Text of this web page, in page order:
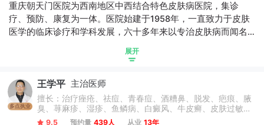
重庆朝天门医院为西南地区中西结合特色皮肤病医院，集诊
疗、预防、康复为一体。医院始建于1958年，一直致力于皮肤
医学的临床诊疗和学科发展，六十多年来以专治皮肤病而闻名
皮肤病的诊断和治疗上，形成中西医结合治疗特色。
展开
多点执业
王学平 主治医师
擅长：治疗痤疮、祛痘、青春痘、酒糟鼻、脱发、疤痕、腋
臭、荨麻疹、湿疹、鱼鳞病、白癜风、牛皮癣、皮肤过敏、
祛斑、激光祛斑、雀斑、黄褐斑、老年斑、皮炎、皮肤检
9.5 预约量 439人 从业 13年